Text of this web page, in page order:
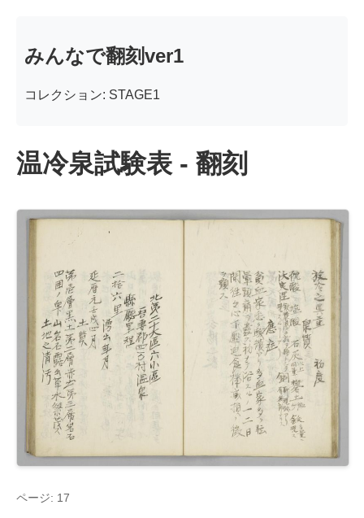
みんなで翻刻ver1
コレクション: STAGE1
温冷泉試験表 - 翻刻
ページ: 17